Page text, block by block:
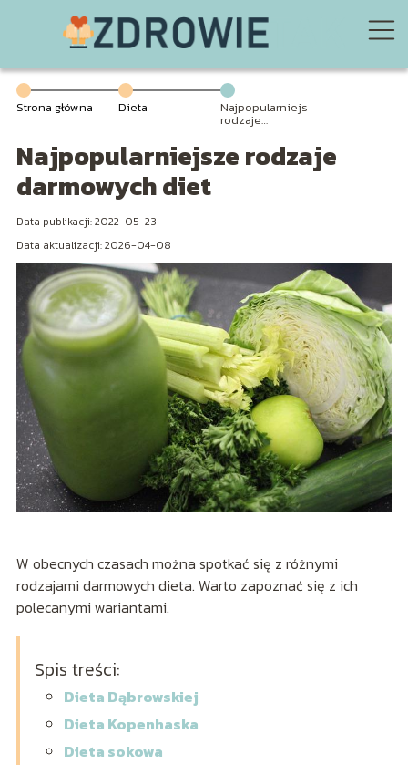
Strona główna Dieta Najpopularniejsze
rodzaje
darmowych diet
Najpopularniejsze rodzaje
darmowych diet
Data publikacji: 2022-05-23
Data aktualizacji: 2026-04-08
W obecnych czasach można spotkać się z różnymi
rodzajami darmowych dieta. Warto zapoznać się z ich
polecanymi wariantami.
Spis treści:
Dieta Dąbrowskiej
Dieta Kopenhaska
Dieta sokowa